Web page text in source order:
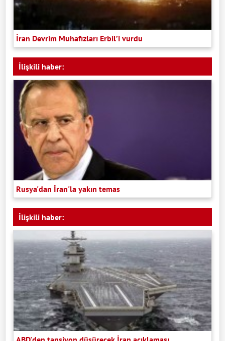
İran Devrim Muhafızları Erbil’i vurdu
İlişkili haber:
Rusya'dan İran'la yakın temas
İlişkili haber: